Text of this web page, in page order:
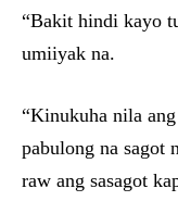
“Bakit hindi kayo
umiiyak na.
“Kinukuha nila
pabulong na sagot
raw ang sasagot